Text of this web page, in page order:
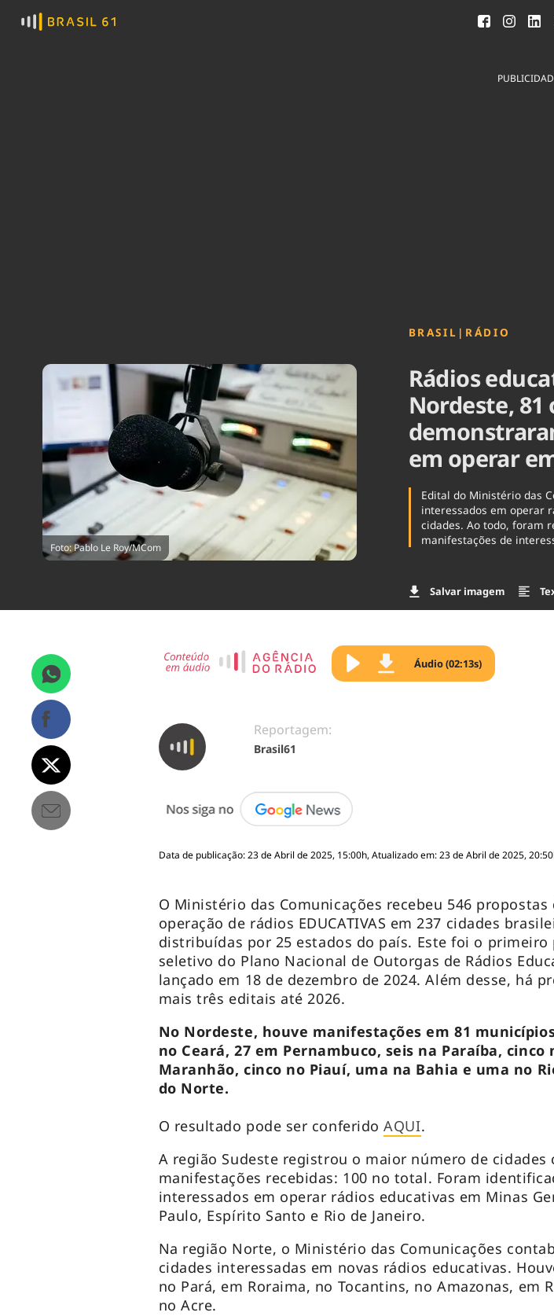
Foto: Pablo Le Roy/MCom
BRASIL | RÁDIO
Rádios
Nordeste, 81
em operar
Edital do Ministério das
interessados em operar
cidades. Ao todo, foram
manifestações de
Salvar imagem
Áudio (02:13s)
Reportagem:
Brasil61
Data de publicação: 23 de Abril de 2025, 15:00h, Atualizado em: 23 de Abril de 2025,
O Ministério das Comunicações recebeu 546 propostas
operação de rádios EDUCATIVAS em 237 cidades
distribuídas por 25 estados do país. Este foi o primeiro
seletivo do Plano Nacional de Outorgas de Rádios
lançado em 18 de dezembro de 2024. Além desse, há
mais três editais até 2026.
No Nordeste, houve manifestações em 81
no Ceará, 27 em Pernambuco, seis na Paraíba, cinco
Maranhão, cinco no Piauí, uma na Bahia e uma no
do Norte.
O resultado pode ser conferidoAQUI.
A região Sudeste registrou o maior número de cidades
manifestações recebidas: 100 no total. Foram
interessados em operar rádios educativas em Minas
Paulo, Espírito Santo e Rio de Janeiro.
Na região Norte, o Ministério das Comunicações
cidades interessadas em novas rádios educativas.
no Pará, em Roraima, no Tocantins, no Amazonas, em
no Acre.